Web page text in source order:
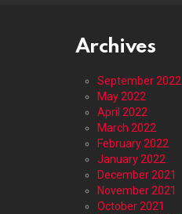
Archives
September 2022
May 2022
April 2022
March 2022
February 2022
January 2022
December 2021
November 2021
October 2021